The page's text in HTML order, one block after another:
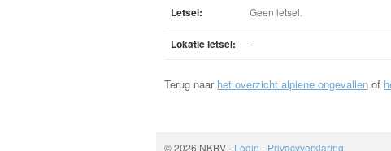
Letsel: Geen letsel.
Lokatie letsel: -
Terug naar het overzicht alpiene ongevallen of
© 2026 NKBV- Login - Privacyverklaring